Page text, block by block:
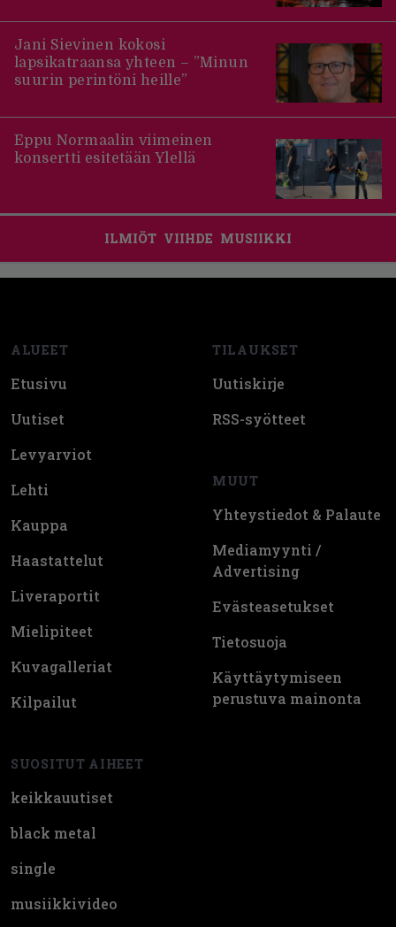
Jani Sievinen kokosi
lapsikatraansa yhteen – ”Minun
suurin perintöni heille”
Eppu Normaalin viimeinen
konsertti esitetään Ylellä
ILMIÖT VIIHDE MUSIIKKI
ALUEET
Etusivu
Uutiset
Levyarviot
Lehti
Kauppa
Haastattelut
Liveraportit
Mielipiteet
Kuvagalleriat
Kilpailut
SUOSITUT AIHEET
keikkauutiset
black metal
single
musiikkivideo
TILAUKSET
Uutiskirje
RSS-syötteet
MUUT
Yhteystiedot & Palaute
Mediamyynti /
Advertising
Evästeasetukset
Tietosuoja
Käyttäytymiseen
perustuva mainonta